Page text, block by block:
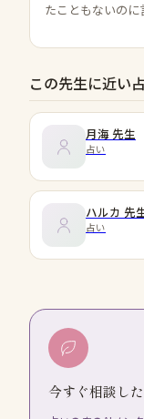
たこともないのに
この先生に近い
月海 先生
占い
ハルカ 先
占い
今すぐ相談し